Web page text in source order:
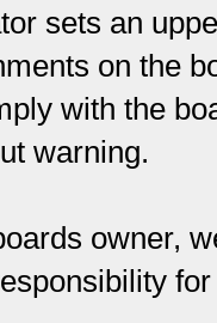
sets an
on the
with the
warning.
owner,